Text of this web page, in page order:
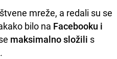
mreže, a redali su se
bilo na Facebooku i
maksimalno složili s